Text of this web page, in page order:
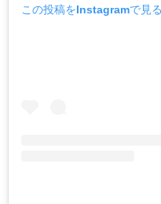
この投稿をInstagramで見る